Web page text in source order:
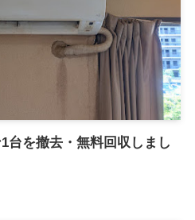
台を撤去・無料回収しまし